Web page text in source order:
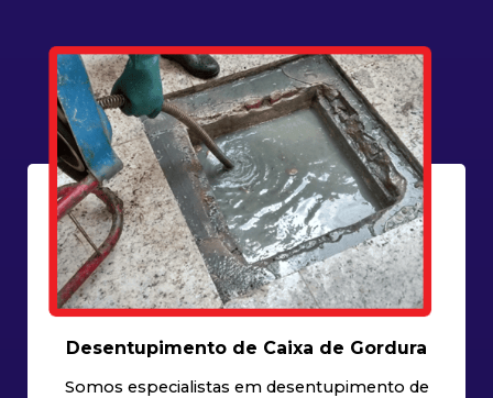
Desentupimento de Caixa de Gordura
Somos especialistas em desentupimento de